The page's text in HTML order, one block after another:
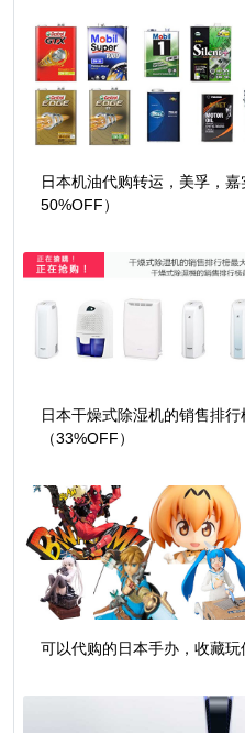
日本机油代购转运，美孚，
50%OFF）
日本干燥式除湿机的销售排
（33%OFF）
可以代购的日本手办，收藏玩